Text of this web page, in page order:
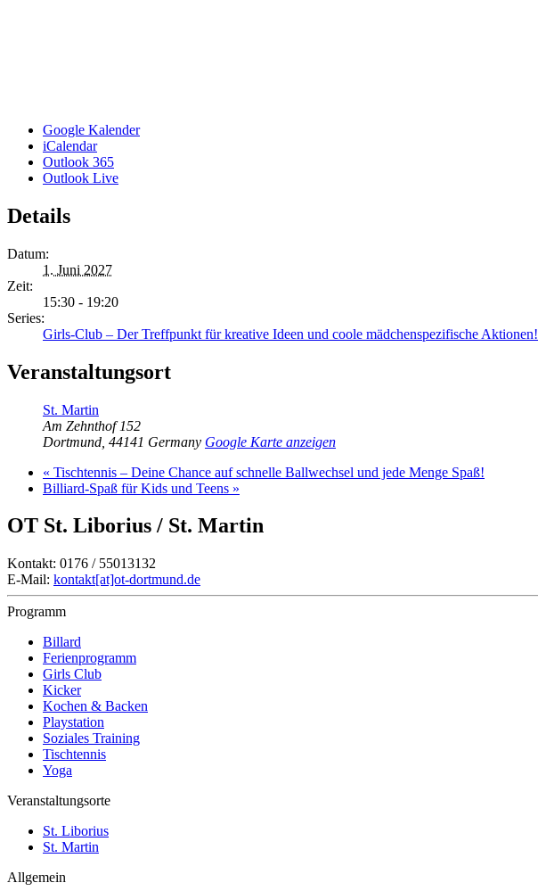
Google Kalender
iCalendar
Outlook 365
Outlook Live
Details
Datum:
1. Juni 2027
Zeit:
15:30 - 19:20
Series:
Girls-Club – Der Treffpunkt für kreative Ideen und coole mädchenspezifische Aktionen!
Veranstaltungsort
St. Martin
Am Zehnthof 152
Dortmund 44141 Germany Google Karte anzeigen
« Tischtennis – Deine Chance auf schnelle Ballwechsel und jede Menge Spaß!
Billiard-Spaß für Kids und Teens »
OT St. Liborius / St. Martin
Kontakt: 0176 / 55013132
E-Mail: kontakt[at]ot-dortmund.de
Programm
Billard
Ferienprogramm
Girls Club
Kicker
Kochen & Backen
Playstation
Soziales Training
Tischtennis
Yoga
Veranstaltungsorte
St. Liborius
St. Martin
Allgemein